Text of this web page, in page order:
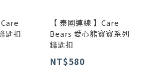
Care
匙扣
【 泰國連線 】Care
Bears 愛心熊寶寶系列
鑰匙扣
NT$580